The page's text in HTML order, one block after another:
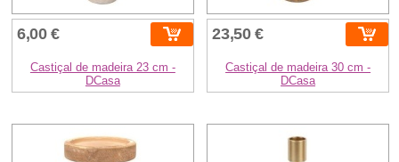
6,00 €
Castiçal de madeira 23 cm -
DCasa
23,50 €
Castiçal de madeira 30 cm -
DCasa